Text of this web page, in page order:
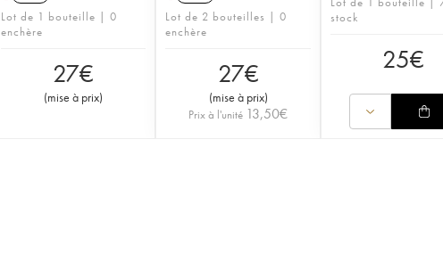
Lot de 1 bouteille | 0
enchère
27€
(mise à prix)
Lot de 2 bouteilles | 0
enchère
27€
(mise à prix)
Prix à l'unité 13,50€
stock
25€